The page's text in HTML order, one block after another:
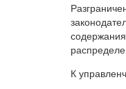
К